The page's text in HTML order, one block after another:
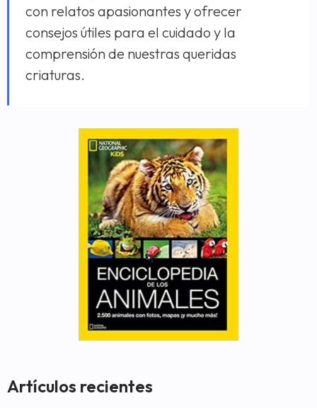
con relatos apasionantes y ofrecer
consejos útiles para el cuidado y la
comprensión de nuestras queridas
criaturas.
Artículos recientes